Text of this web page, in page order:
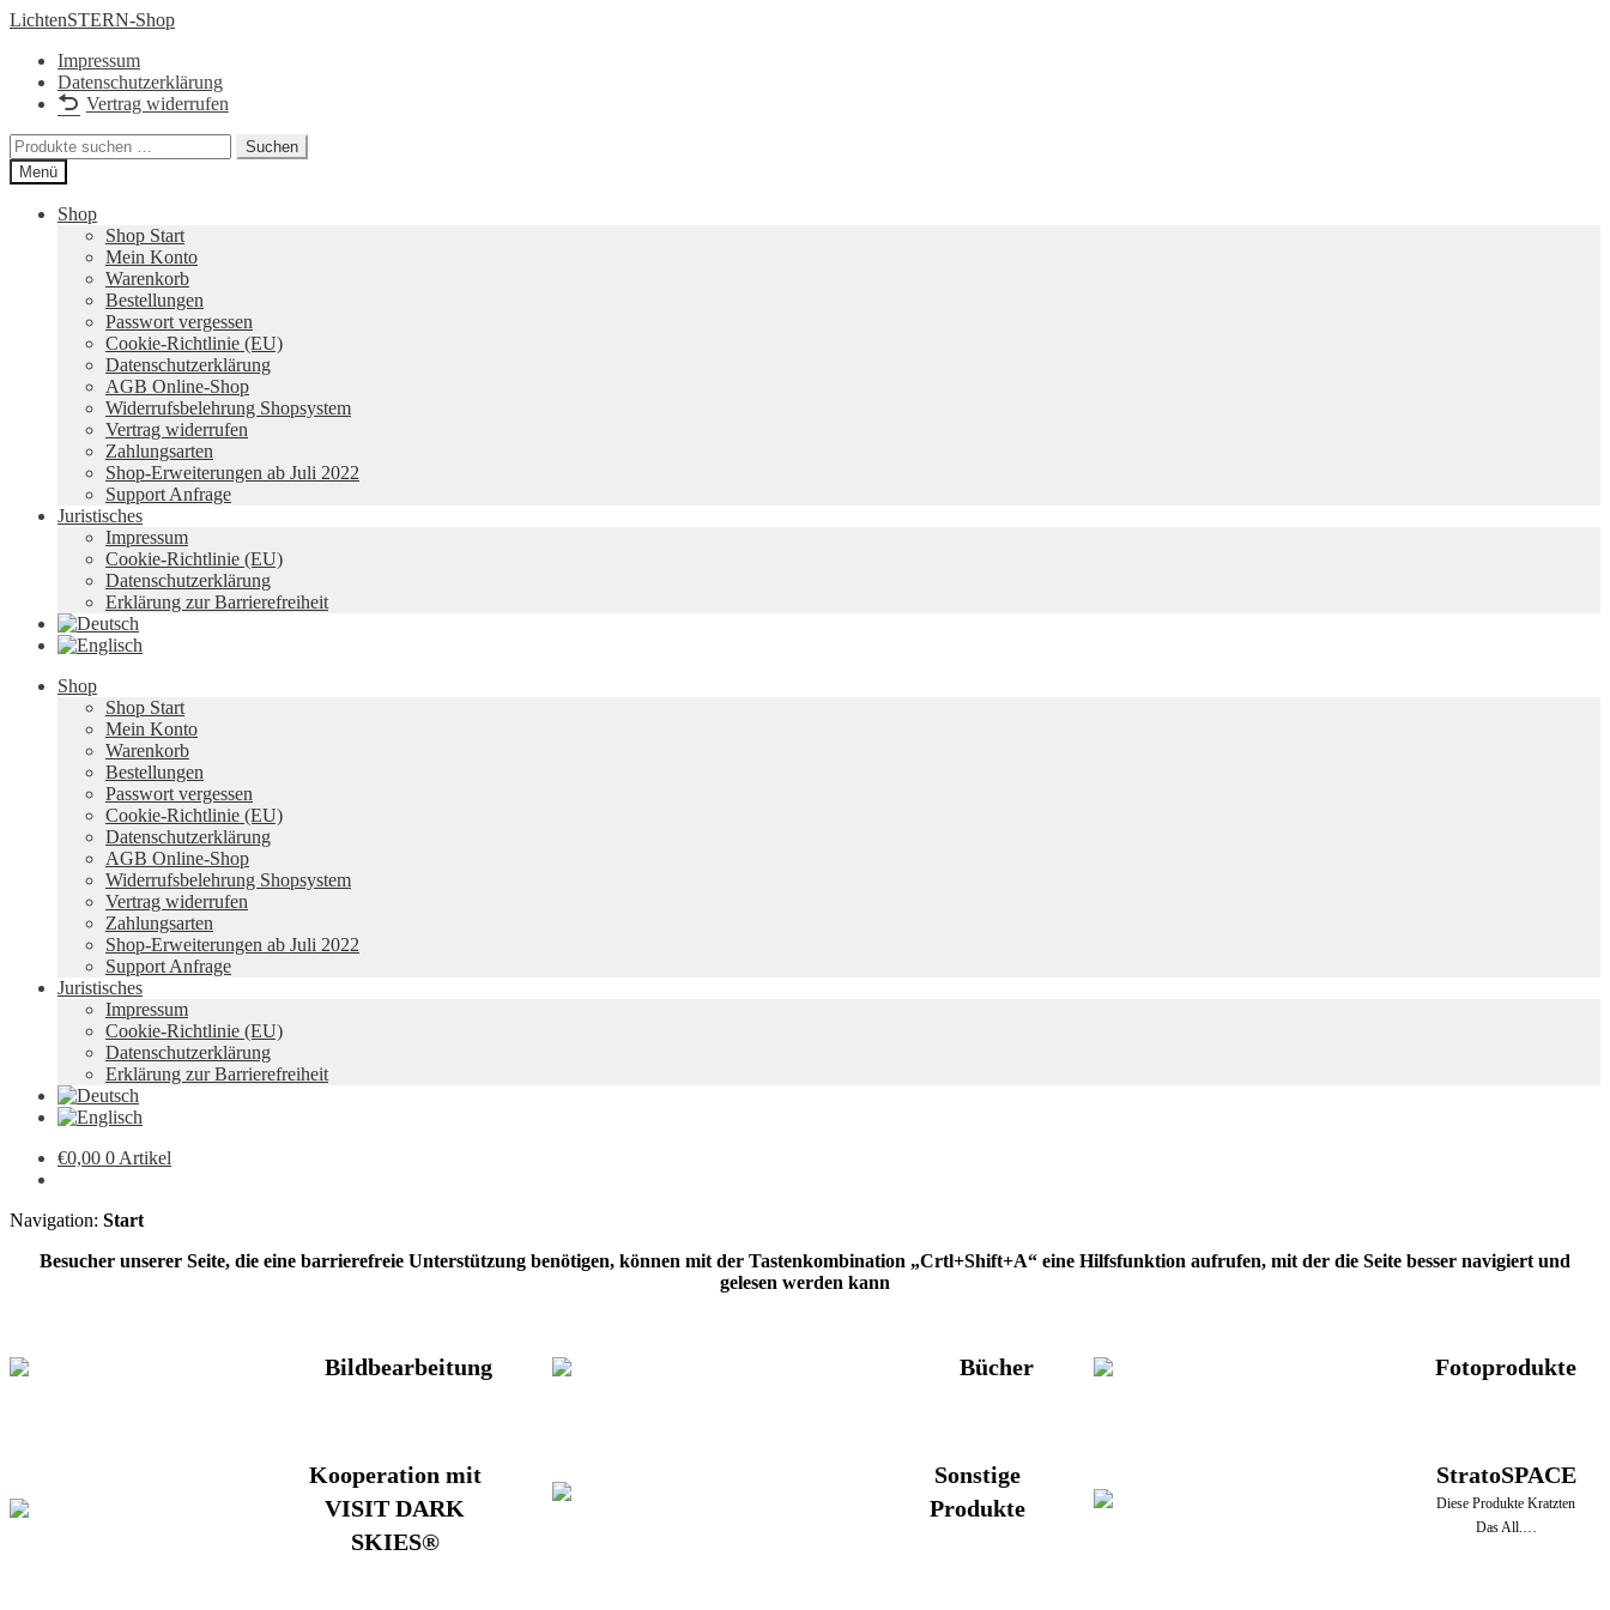
Zur
springen
Zum
springen
LichtenSTERN-Shop
Impressum
Datenschutzerklärung
Vertrag widerrufen
Suchen
nach:
Suchen
Menü
Shop
Shop Start
Mein Konto
Warenkorb
Bestellungen
Passwort vergessen
Cookie-Richtlinie (EU)
Datenschutzerklärung
AGB Online-Shop
Widerrufsbelehrung Shopsystem
Vertrag widerrufen
Zahlungsarten
Shop-Erweiterungen ab Juli 2022
Support Anfrage
Juristisches
Impressum
Cookie-Richtlinie (EU)
Datenschutzerklärung
Erklärung zur Barrierefreiheit
Shop
Shop Start
Mein Konto
Warenkorb
Bestellungen
Passwort vergessen
Cookie-Richtlinie (EU)
Datenschutzerklärung
AGB Online-Shop
Widerrufsbelehrung Shopsystem
Vertrag widerrufen
Zahlungsarten
Shop-Erweiterungen ab Juli 2022
Support Anfrage
Juristisches
Impressum
Cookie-Richtlinie (EU)
Datenschutzerklärung
Erklärung zur Barrierefreiheit
€0,00 0 Artikel
Navigation: Start
Besucher unserer Seite, die eine barrierefreie Unterstützung benötigen, können mit der Tastenkombination „Crtl+Shift+A“ eine Hilfsfunktion aufrufen, mit der die Seite besser navigiert und
gelesen werden kann
Bildbearbeitung Bücher Fotoprodukte
Kooperation mit
VISIT DARK
SKIES®
Sonstige
Produkte
StratoSPACE
Diese Produkte Kratzten
Das All.…